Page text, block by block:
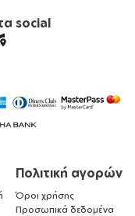
social
Πολιτική αγορών
Όροι χρήσης
Προσωπικά δεδομένα